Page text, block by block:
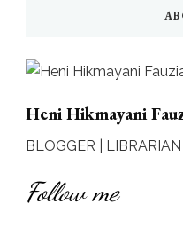
Heni Hikmayani
BLOGGER |
Follow me